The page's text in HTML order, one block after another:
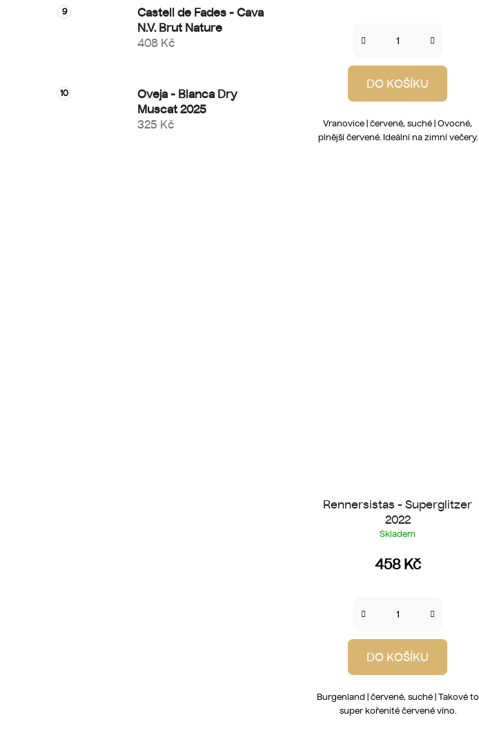
Castell de Fades - Cava
N.V. Brut Nature
408 Kč
Oveja - Blanca Dry
Muscat 2025
325 Kč
DO KOŠÍKU
Vranovice | červené, suché | Ovocné,
plnější červené. Ideální na zimní večery.
Rennersistas - Superglitzer
2022
Skladem
458 Kč
DO KOŠÍKU
Burgenland | červené, suché | Takové to
super kořenité červené víno.